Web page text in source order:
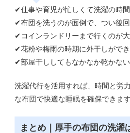
✔仕事や育児が忙しくて洗濯の時
✔布団を洗うのが面倒で、つい後
✔コインランドリーまで行くのが
✔花粉や梅雨の時期に外干しがで
✔部屋干ししてもなかなか乾かない
洗濯代行を活用すれば、時間と労
な布団で快適な睡眠を確保できます
まとめ｜厚手の布団の洗濯